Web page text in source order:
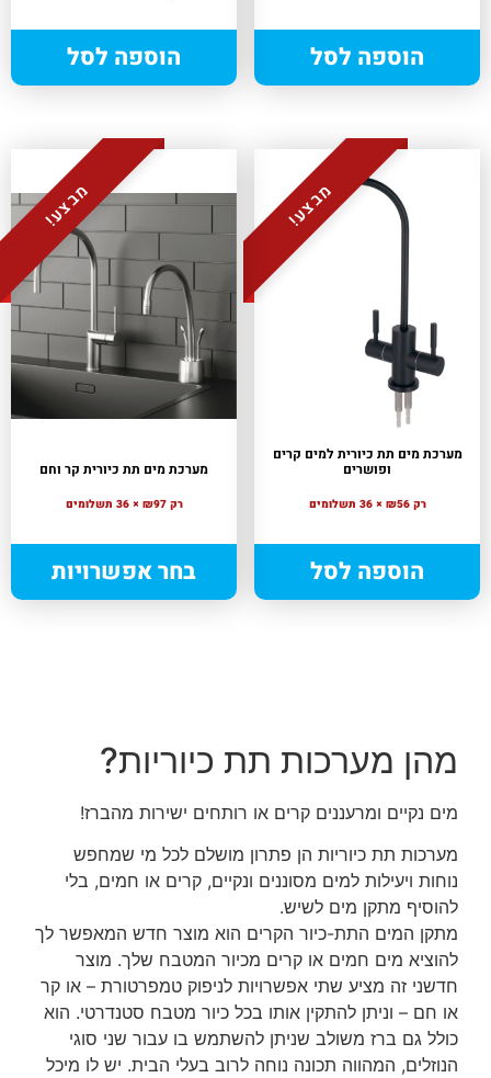
הוספה לסל הוספה לסל
מבצע!
מערכת מים תת כיורית למים קרים
ופושרים
רק ₪56 × 36 תשלומים
הוספה לסל
מבצע!
מערכת מים תת כיורית קר וחם
רק ₪97 × 36 תשלומים
בחר אפשרויות
מהן מערכות תת כיוריות?
מים נקיים ומרעננים קרים או רותחים ישירות מהברז!
מערכות תת כיוריות הן פתרון מושלם לכל מי שמחפש
נוחות ויעילות למים מסוננים ונקיים, קרים או חמים, בלי
להוסיף מתקן מים לשיש.
מתקן המים התת-כיור הקרים הוא מוצר חדש המאפשר לך
להוציא מים חמים או קרים מכיור המטבח שלך. מוצר
חדשני זה מציע שתי אפשרויות לניפוק טמפרטורת – או קר
או חם – וניתן להתקין אותו בכל כיור מטבח סטנדרטי. הוא
כולל גם ברז משולב שניתן להשתמש בו עבור שני סוגי
הנוזלים, המהווה תכונה נוחה לרוב בעלי הבית. יש לו מיכל